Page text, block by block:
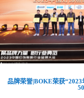
品牌荣誉|BOKE荣获